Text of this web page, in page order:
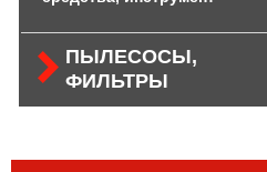
ПЫЛЕСОСЫ,
ФИЛЬТРЫ